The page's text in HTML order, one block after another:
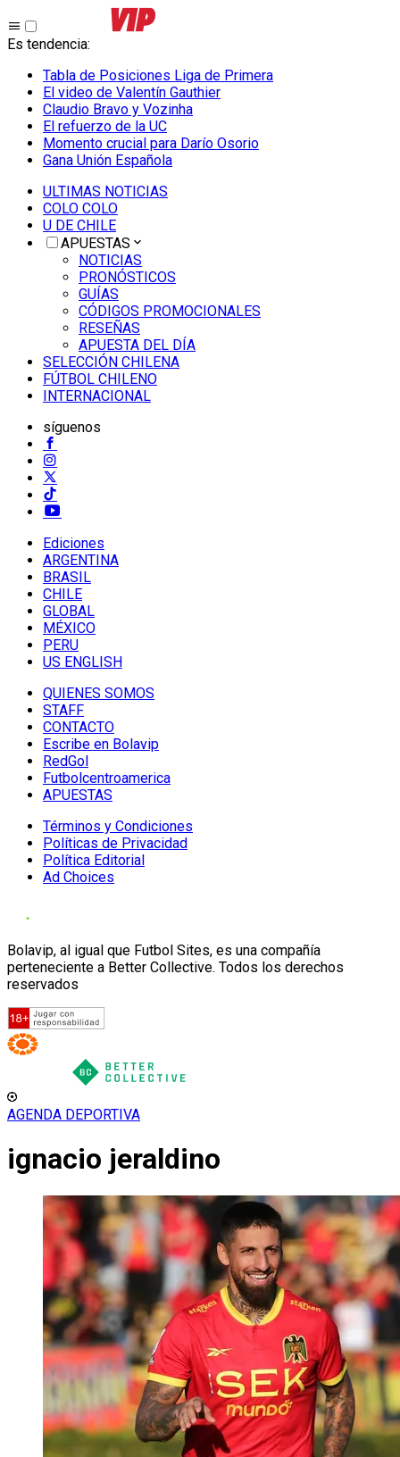
Es tendencia:
Tabla de Posiciones Liga de Primera
El video de Valentín Gauthier
Claudio Bravo y Vozinha
El refuerzo de la UC
Momento crucial para Darío Osorio
Gana Unión Española
ULTIMAS NOTICIAS
COLO COLO
U DE CHILE
APUESTAS
NOTICIAS
PRONÓSTICOS
GUÍAS
CÓDIGOS PROMOCIONALES
RESEÑAS
APUESTA DEL DÍA
SELECCIÓN CHILENA
FÚTBOL CHILENO
INTERNACIONAL
síguenos
Ediciones
ARGENTINA
BRASIL
CHILE
GLOBAL
MÉXICO
PERU
US ENGLISH
QUIENES SOMOS
STAFF
CONTACTO
Escribe en Bolavip
RedGol
Futbolcentroamerica
APUESTAS
Términos y Condiciones
Políticas de Privacidad
Política Editorial
Ad Choices
Bolavip, al igual que Futbol Sites, es una compañía
perteneciente a Better Collective. Todos los derechos
reservados
AGENDA DEPORTIVA
ignacio jeraldino